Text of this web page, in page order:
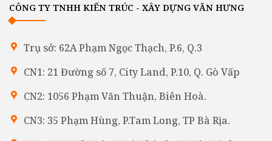
CÔNG TY TNHH KIẾN TRÚC - XÂY DỰNG VĂN HƯNG
Trụ sở: 62A Phạm Ngọc Thạch, P.6, Q.3
CN1: 21 Đường số 7, City Land, P.10, Q. Gò Vấp
CN2: 1056 Phạm Văn Thuận, Biên Hoà.
CN3: 35 Phạm Hùng, P.Tam Long, TP Bà Rịa.